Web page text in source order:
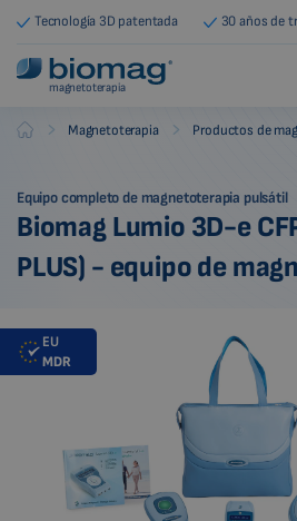
Tecnología 3D patentada 30 años de
magnetoterapia
Biomag Magnetoterapia Productos de
Equipo completo de magnetoterapia pulsátil
Biomag Lumio 3D-e
PLUS) - equipo de
EU
MDR